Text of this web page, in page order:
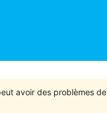
avoir des problèmes de